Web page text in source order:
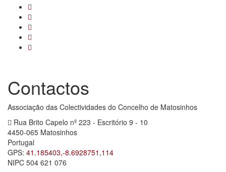
Contactos
Associação das Colectividades do Concelho de Matosinhos
Rua Brito Capelo nº 223 - Escritório 9 - 10
4450-065 Matosinhos
Portugal
GPS: 41.185403,-8.6928751,114
NIPC 504 621 076